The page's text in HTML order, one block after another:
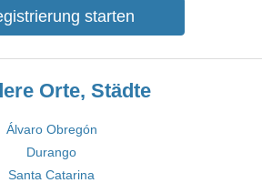
starten
Orte, Städte
Álvaro Obregón
Durango
Santa Catarina